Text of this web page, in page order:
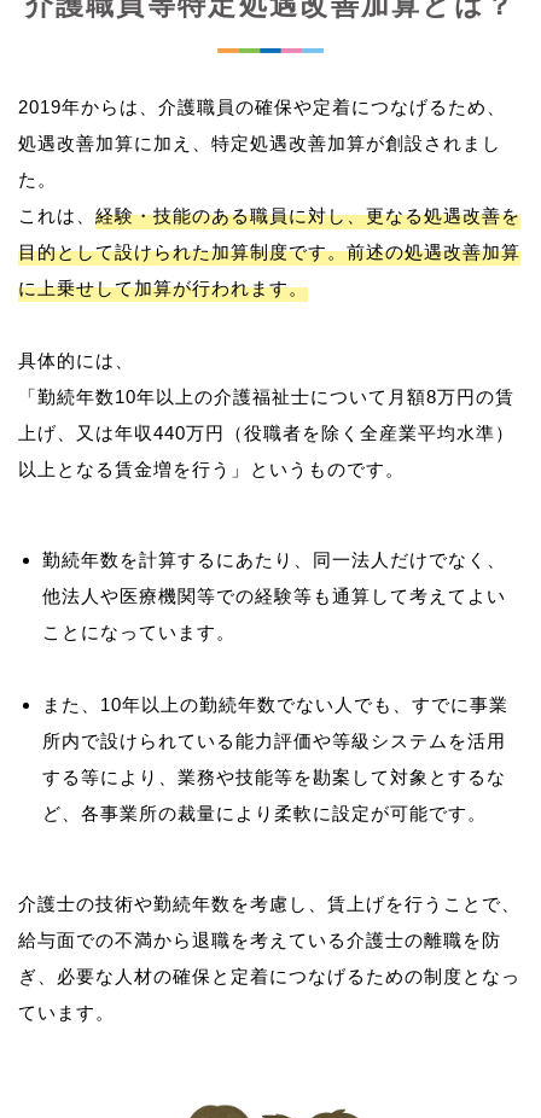
2019年からは、介護職員の確保や定着につなげるため、
処遇改善加算に加え、特定処遇改善加算が創設されまし
た。
これは、 経験・技能のある職員に対し、更なる処遇改善を
目的として設けられた加算制度です。前述の処遇改善加算
に上乗せして加算が行われます。
具体的には、
「勤続年数10年以上の介護福祉士について月額8万円の賃
上げ、又は年収440万円（役職者を除く全産業平均水準）
勤続年数を計算するにあたり、同一法人だけでなく、
他法人や医療機関等での経験等も通算して考えてよい
ことになっています。
また、10年以上の勤続年数でない人でも、すでに事業
所内で設けられている能力評価や等級システムを活用
する等により、業務や技能等を勘案して対象とするな
ど、各事業所の裁量により柔軟に設定が可能です。
介護士の技術や勤続年数を考慮し、賃上げを行うことで、
給与面での不満から退職を考えている介護士の離職を防
ぎ、必要な人材の確保と定着につなげるための制度となっ
ています。